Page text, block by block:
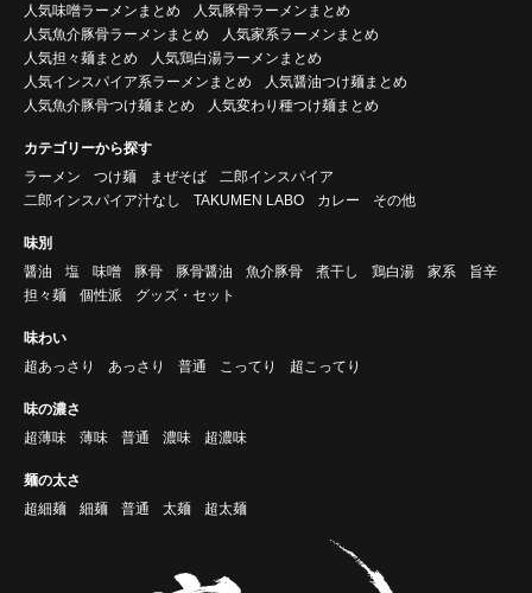
人気味噌ラーメンまとめ
人気豚骨ラーメンまとめ
人気魚介豚骨ラーメンまとめ
人気家系ラーメンまとめ
人気担々麺まとめ
人気鶏白湯ラーメンまとめ
人気インスパイア系ラーメンまとめ
人気醤油つけ麺まとめ
人気魚介豚骨つけ麺まとめ
人気変わり種つけ麺まとめ
カテゴリーから探す
ラーメン
つけ麺 まぜそば
二郎インスパイア
二郎インスパイア汁なし
TAKUMEN LABO カレー その他
味別
醤油
塩 味噌 豚骨 豚骨醤油 魚介豚骨 煮干し 鶏白湯 家系
旨辛
担々麺
個性派 グッズ・セット
味わい
超あっさり
あっさり 普通 こってり 超こってり
味の濃さ
超薄味
薄味 普通 濃味 超濃味
麺の太さ
超細麺
細麺 普通 太麺 超太麺